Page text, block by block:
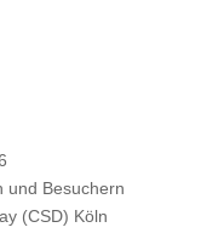
und Besuchern
(CSD) Köln